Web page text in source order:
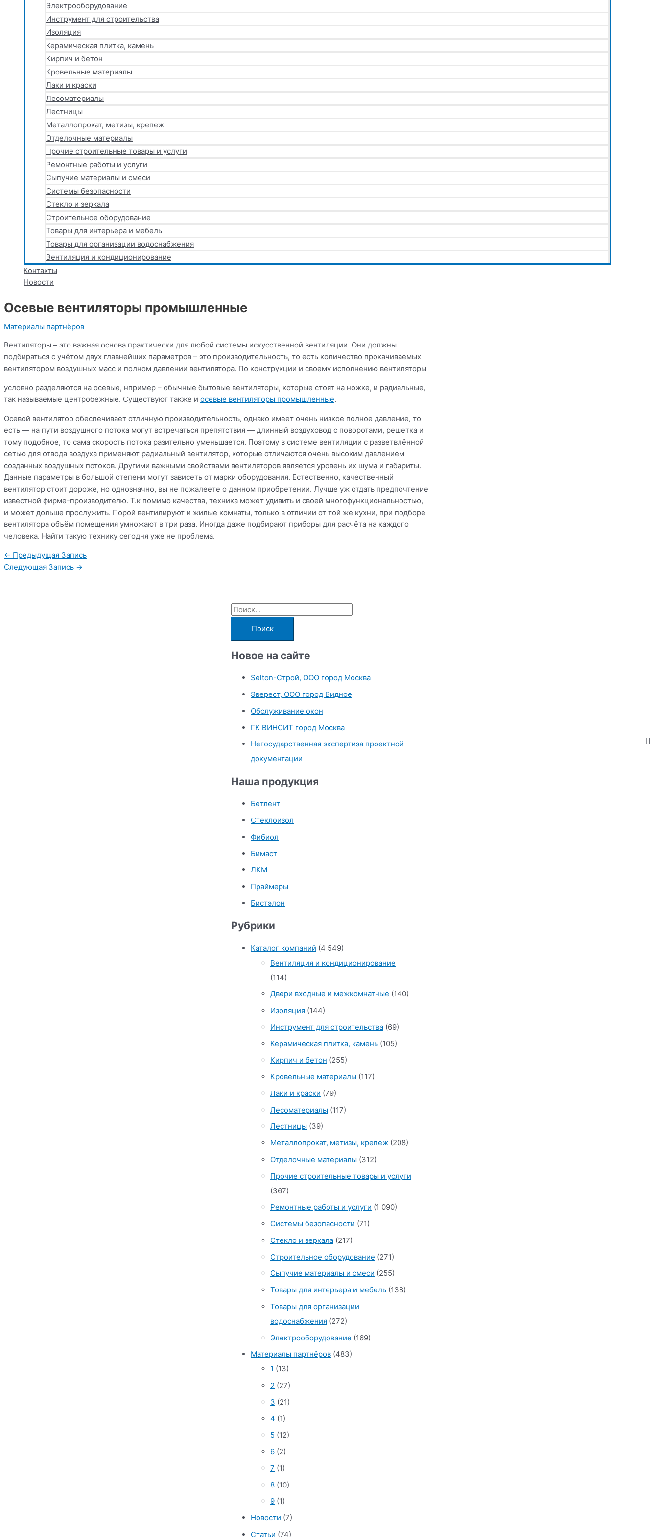
Электрооборудование
Инструмент для строительства
Изоляция
Керамическая плитка, камень
Кирпич и бетон
Кровельные материалы
Лаки и краски
Лесоматериалы
Лестницы
Металлопрокат, метизы, крепеж
Отделочные материалы
Прочие строительные товары и услуги
Ремонтные работы и услуги
Сыпучие материалы и смеси
Системы безопасности
Стекло и зеркала
Строительное оборудование
Товары для интерьера и мебель
Товары для организации водоснабжения
Вентиляция и кондиционирование
Контакты
Новости
Осевые вентиляторы промышленные
Материалы партнёров
Вентиляторы – это важная основа практически для любой системы искусственной вентиляции. Они должны
подбираться с учётом двух главнейших параметров – это производительность, то есть количество прокачиваемых
вентилятором воздушных масс и полном давлении вентилятора. По конструкции и своему исполнению вентиляторы
условно разделяются на осевые, нпример – обычные бытовые вентиляторы, которые стоят на ножке, и радиальные,
так называемые центробежные. Существуют также и осевые вентиляторы промышленные.
Осевой вентилятор обеспечивает отличную производительность, однако имеет очень низкое полное давление, то
есть — на пути воздушного потока могут встречаться препятствия — длинный воздуховод с поворотами, решетка и
тому подобное, то сама скорость потока разительно уменьшается. Поэтому в системе вентиляции с разветвлённой
сетью для отвода воздуха применяют радиальный вентилятор, которые отличаются очень высоким давлением
созданных воздушных потоков. Другими важными свойствами вентиляторов является уровень их шума и габариты.
Данные параметры в большой степени могут зависеть от марки оборудования. Естественно, качественный
вентилятор стоит дороже, но однозначно, вы не пожалеете о данном приобретении. Лучше уж отдать предпочтение
известной фирме-производителю. Т.к помимо качества, техника может удивить и своей многофункциональностью,
и может дольше прослужить. Порой вентилируют и жилые комнаты, только в отличии от той же кухни, при подборе
вентилятора объём помещения умножают в три раза. Иногда даже подбирают приборы для расчёта на каждого
человека. Найти такую технику сегодня уже не проблема.
Навигация
по
← Предыдущая Запись
Следующая Запись →
П
и
с
Новое на сайте
Selton-Строй, OOO город Москва
Эверест, ООО город Видное
Обслуживание окон
ГК ВИНСИТ город Москва
Негосударственная экспертиза проектной
документации
Наша продукция
Бетлент
Стеклоизол
Фибиол
Бимаст
ЛКМ
Праймеры
Бистэлон
Рубрики
Каталог компаний (4 549)
Вентиляция и кондиционирование
(114)
Двери входные и межкомнатные (140)
Изоляция (144)
Инструмент для строительства (69)
Керамическая плитка, камень (105)
Кирпич и бетон (255)
Кровельные материалы (117)
Лаки и краски (79)
Лесоматериалы (117)
Лестницы (39)
Металлопрокат, метизы, крепеж (208)
Отделочные материалы (312)
Прочие строительные товары и услуги
(367)
Ремонтные работы и услуги (1 090)
Системы безопасности (71)
Стекло и зеркала (217)
Строительное оборудование (271)
Сыпучие материалы и смеси (255)
Товары для интерьера и мебель (138)
Товары для организации
водоснабжения (272)
Электрооборудование (169)
Материалы партнёров (483)
1 (13)
2 (27)
3 (21)
4 (1)
5 (12)
6 (2)
7 (1)
8 (10)
9 (1)
Новости (7)
Статьи (74)